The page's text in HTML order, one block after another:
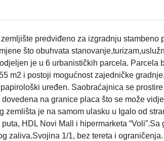
predviđeno za izgradnju stambeno
što obuhvata
je u 6 urbanističkih parcela. Parcela
m2 i postoji mogućnost zajedničke
uređen. Saobraćajnica se
dovedena na granice placa što se može
zemlišta je na samom ulasku u Igalo od
HDL Novi Mall i hipermarketa
zaliva.Svojina 1/1, bez tereta i